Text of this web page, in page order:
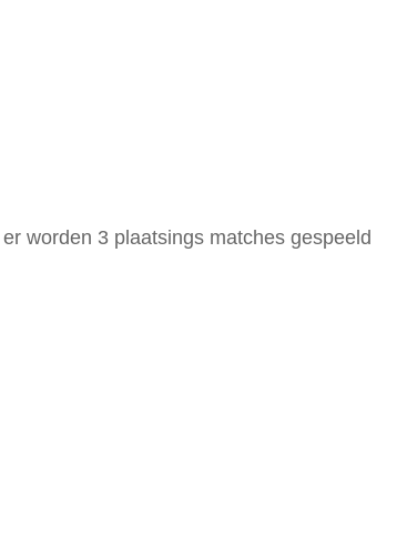
worden 3 plaatsings matches gespeeld